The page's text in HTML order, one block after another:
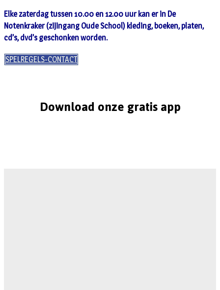
Elke zaterdag tussen 10.00 en 12.00 uur kan er in De
Notenkraker (zijingang Oude School) kleding, boeken, platen,
cd’s, dvd’s geschonken worden.
SPELREGELS-CONTACT
Download onze gratis app